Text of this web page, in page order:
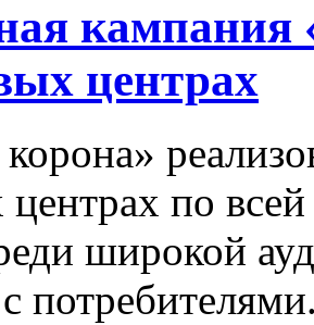
кампания
центрах
корона»
по
широкой